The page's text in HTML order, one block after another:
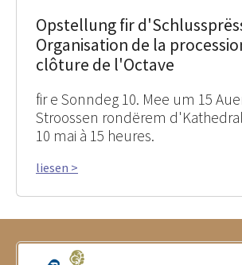
Opstellung fir
Organisation de la
clôture de l'Octave
fir e Sonndeg 10. Mee um 15
Stroossen rondërem
10 mai à 15 heures.
liesen >